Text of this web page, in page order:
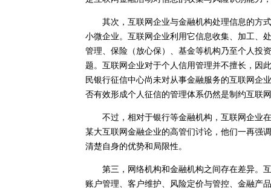
其次，互联网企业与金融机构处理信息的方式
小微企业。互联网企业利用它信息收集、加工、
管理、保险（放心保）、基金等机构乃至个人投
题。互联网企业对于个人信用管理并不擅长，因
民银行征信中心尚未对从事金融服务的互联网企
否有效形成个人征信的管理体系仍然是制约互联
不过，相对于银行等金融机构，互联网企业在
某大互联网金融企业的高管们讨论，他们一再强
清楚自身的优势和局限性。
第三，网络机构和金融机构之间存在差异。互
账户管理、客户维护、风险定价与管控、金融产